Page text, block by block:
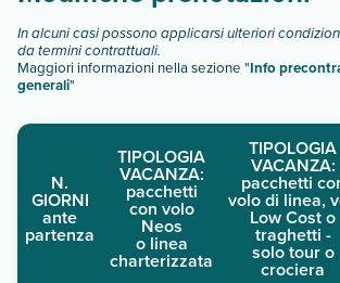
In alcuni casi possono applicarsi ulteriori
da termini contrattuali.
Maggiori informazioni nella sezione "Info
generali"
N.
GIORNI
ante
partenza
TIPOLOGIA
VACANZA:
pacchetti
con volo
Neos
o linea
charterizzata
TIPOLOGIA
VACANZA:
pacchetti
volo di linea,
Low Cost o
traghetti -
solo tour o
crociera